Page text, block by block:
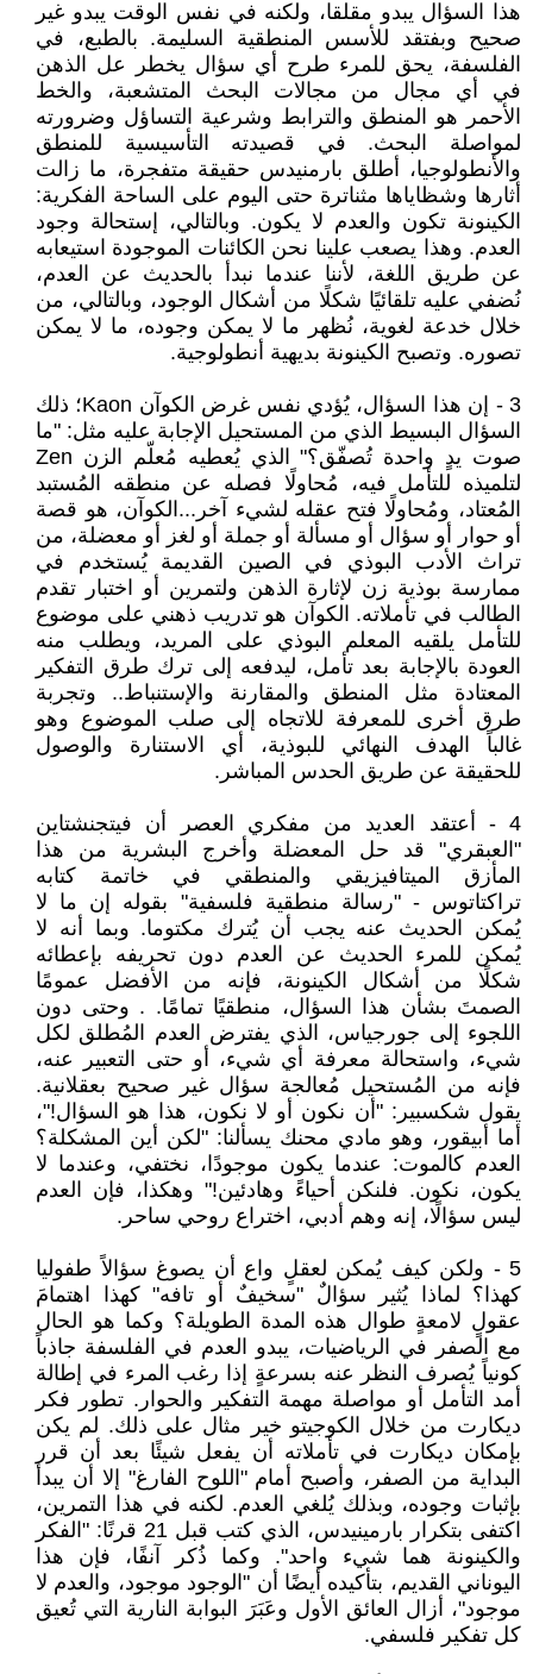
هذا السؤال يبدو مقلقا، ولكنه في نفس الوقت يبدو غير
صحيح وبفتقد للأسس المنطقية السليمة. بالطبع، في
الفلسفة، يحق للمرء طرح أي سؤال يخطر عل الذهن
في أي مجال من مجالات البحث المتشعبة، والخط
الأحمر هو المنطق والترابط وشرعية التساؤل وضرورته
لمواصلة البحث. في قصيدته التأسيسية للمنطق
والأنطولوجيا، أطلق بارمنيدس حقيقة متفجرة، ما زالت
أثارها وشظاياها مثناترة حتى اليوم على الساحة الفكرية:
الكينونة تكون والعدم لا يكون. وبالتالي، إستحالة وجود
العدم. وهذا يصعب علينا نحن الكائنات الموجودة استيعابه
عن طريق اللغة، لأننا عندما نبدأ بالحديث عن العدم،
نُضفي عليه تلقائيًا شكلًا من أشكال الوجود، وبالتالي، من
خلال خدعة لغوية، نُظهر ما لا يمكن وجوده، ما لا يمكن
تصوره. وتصبح الكينونة بديهية أنطولوجية.
3 - إن هذا السؤال، يُؤدي نفس غرض الكوآن Kaon؛ ذلك
السؤال البسيط الذي من المستحيل الإجابة عليه مثل: "ما
صوت يدٍ واحدة تُصفّق؟" الذي يُعطيه مُعلّم الزن Zen
لتلميذه للتأمل فيه، مُحاولًا فصله عن منطقه المُستبد
المُعتاد، ومُحاولًا فتح عقله لشيء آخر...الكوآن، هو قصة
أو حوار أو سؤال أو مسألة أو جملة أو لغز أو معضلة، من
تراث الأدب البوذي في الصين القديمة يُستخدم في
ممارسة بوذية زن لإثارة الذهن ولتمرين أو اختبار تقدم
الطالب في تأملاته. الكوآن هو تدريب ذهني على موضوع
للتأمل يلقيه المعلم البوذي على المريد، ويطلب منه
العودة بالإجابة بعد تأمل، ليدفعه إلى ترك طرق التفكير
المعتادة مثل المنطق والمقارنة والإستنباط.. وتجربة
طرق أخرى للمعرفة للاتجاه إلى صلب الموضوع وهو
غالباً الهدف النهائي للبوذية، أي الاستنارة والوصول
للحقيقة عن طريق الحدس المباشر.
4 - أعتقد العديد من مفكري العصر أن فيتجنشتاين
"العبقري" قد حل المعضلة وأخرج البشرية من هذا
المأزق الميتافيزيقي والمنطقي في خاتمة كتابه
تراكتاتوس - "رسالة منطقية فلسفية" بقوله إن ما لا
يُمكن الحديث عنه يجب أن يُترك مكتوما. وبما أنه لا
يُمكن للمرء الحديث عن العدم دون تحريفه بإعطائه
شكلًا من أشكال الكينونة، فإنه من الأفضل عمومًا
الصمتَ بشأن هذا السؤال، منطقيًا تمامًا. . وحتى دون
اللجوء إلى جورجياس، الذي يفترض العدم المُطلق لكل
شيء، واستحالة معرفة أي شيء، أو حتى التعبير عنه،
فإنه من المُستحيل مُعالجة سؤال غير صحيح بعقلانية.
يقول شكسبير: "أن نكون أو لا نكون، هذا هو السؤال!"،
أما أبيقور، وهو مادي محنك يسألنا: "لكن أين المشكلة؟
العدم كالموت: عندما يكون موجودًا، نختفي، وعندما لا
يكون، نكون. فلنكن أحياءً وهادئين!" وهكذا، فإن العدم
ليس سؤالًا، إنه وهم أدبي، اختراع روحي ساحر.
5 - ولكن كيف يُمكن لعقلٍ واع أن يصوغ سؤالاً طفوليا
كهذا؟ لماذا يُثير سؤالٌ "سخيفٌ أو تافه" كهذا اهتمامَ
عقولٍ لامعةٍ طوال هذه المدة الطويلة؟ وكما هو الحال
مع الصفر في الرياضيات، يبدو العدم في الفلسفة جاذباً
كونياً يُصرف النظر عنه بسرعةٍ إذا رغب المرء في إطالة
أمد التأمل أو مواصلة مهمة التفكير والحوار. تطور فكر
ديكارت من خلال الكوجيتو خير مثال على ذلك. لم يكن
بإمكان ديكارت في تأملاته أن يفعل شيئًا بعد أن قرر
البداية من الصفر، وأصبح أمام "اللوح الفارغ" إلا أن يبدأ
بإثبات وجوده، وبذلك يُلغي العدم. لكنه في هذا التمرين،
اكتفى بتكرار بارمينيدس، الذي كتب قبل 21 قرنًا: "الفكر
والكينونة هما شيء واحد". وكما ذُكر آنفًا، فإن هذا
اليوناني القديم، بتأكيده أيضًا أن "الوجود موجود، والعدم لا
موجود"، أزال العائق الأول وعَبَرَ البوابة النارية التي تُعيق
كل تفكير فلسفي.